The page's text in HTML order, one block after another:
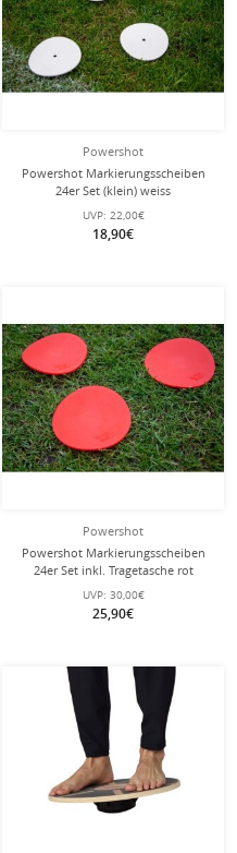
Powershot
Powershot Markierungsscheiben
24er Set (klein) weiss
UVP: 22,00€
18,90€
Powershot
Powershot Markierungsscheiben
24er Set inkl. Tragetasche rot
UVP: 30,00€
25,90€